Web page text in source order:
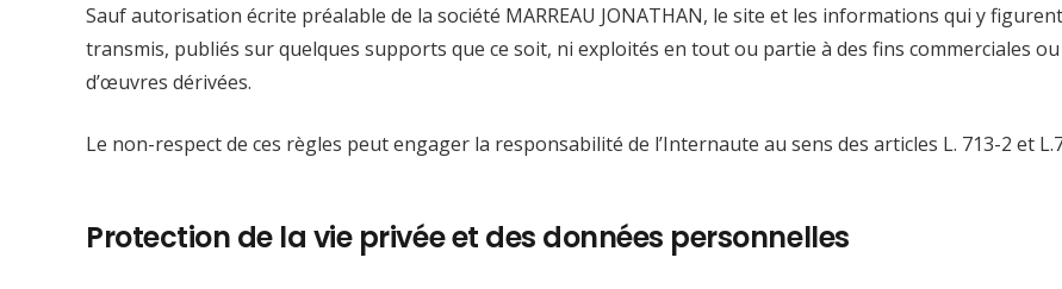
Sauf autorisation écrite préalable de la société MARREAU JONATHAN, le site et les informations qui y
transmis, publiés sur quelques supports que ce soit, ni exploités en tout ou partie à des fins commerciales
d’œuvres dérivées.
Le non-respect de ces règles peut engager la responsabilité de l’Internaute au sens des articles L. 713-2 et
Protection de la vie privée et des données personnelles